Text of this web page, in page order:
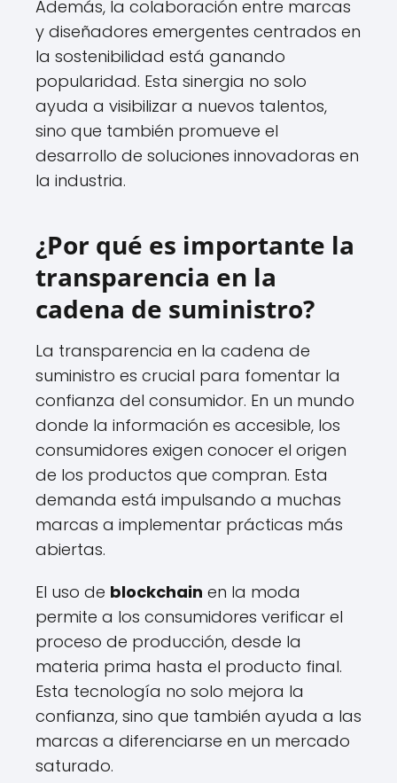
Además, la colaboración entre marcas
y diseñadores emergentes centrados en
la sostenibilidad está ganando
popularidad. Esta sinergia no solo
ayuda a visibilizar a nuevos talentos,
sino que también promueve el
desarrollo de soluciones innovadoras en
la industria.
¿Por qué es importante la
transparencia en la
cadena de suministro?
La transparencia en la cadena de
suministro es crucial para fomentar la
confianza del consumidor. En un mundo
donde la información es accesible, los
consumidores exigen conocer el origen
de los productos que compran. Esta
demanda está impulsando a muchas
marcas a implementar prácticas más
abiertas.
El uso de blockchain en la moda
permite a los consumidores verificar el
proceso de producción, desde la
materia prima hasta el producto final.
Esta tecnología no solo mejora la
confianza, sino que también ayuda a las
marcas a diferenciarse en un mercado
saturado.